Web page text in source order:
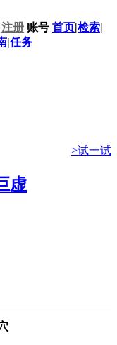
注册 账号 首页|检索|
|任务
>试一试
虚